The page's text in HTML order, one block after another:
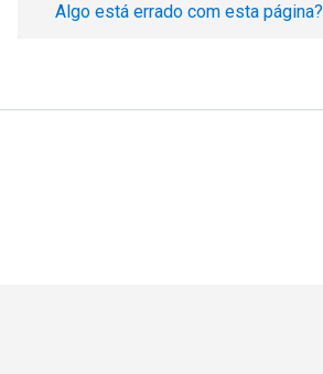
Algo está errado com esta página?